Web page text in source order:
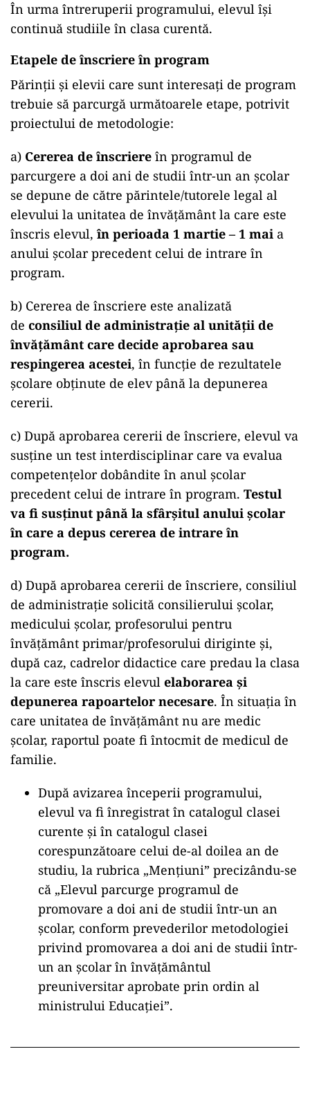
În urma întreruperii programului, elevul își
continuă studiile în clasa curentă.
Etapele de înscriere în program
Părinții și elevii care sunt interesați de program
trebuie să parcurgă următoarele etape, potrivit
proiectului de metodologie:
a) Cererea de înscriere în programul de
parcurgere a doi ani de studii într-un an şcolar
se depune de către părintele/tutorele legal al
elevului la unitatea de învăţământ la care este
înscris elevul, în perioada 1 martie – 1 mai a
anului şcolar precedent celui de intrare în
program.
b) Cererea de înscriere este analizată
de consiliul de administraţie al unităţii de
învăţământ care decide aprobarea sau
respingerea acestei, în funcţie de rezultatele
şcolare obţinute de elev până la depunerea
cererii.
c) După aprobarea cererii de înscriere, elevul va
susţine un test interdisciplinar care va evalua
competenţelor dobândite în anul şcolar
precedent celui de intrare în program. Testul
va fi susţinut până la sfârşitul anului şcolar
în care a depus cererea de intrare în
program.
d) După aprobarea cererii de înscriere, consiliul
de administraţie solicită consilierului şcolar,
medicului şcolar, profesorului pentru
învăţământ primar/profesorului diriginte şi,
după caz, cadrelor didactice care predau la clasa
la care este înscris elevul elaborarea şi
depunerea rapoartelor necesare. În situaţia în
care unitatea de învăţământ nu are medic
şcolar, raportul poate fi întocmit de medicul de
familie.
După avizarea începerii programului,
elevul va fi înregistrat în catalogul clasei
curente şi în catalogul clasei
corespunzătoare celui de-al doilea an de
studiu, la rubrica „Menţiuni” precizându-se
că „Elevul parcurge programul de
promovare a doi ani de studii într-un an
şcolar, conform prevederilor metodologiei
privind promovarea a doi ani de studii într-
un an şcolar în învăţământul
preuniversitar aprobate prin ordin al
ministrului Educaţiei”.